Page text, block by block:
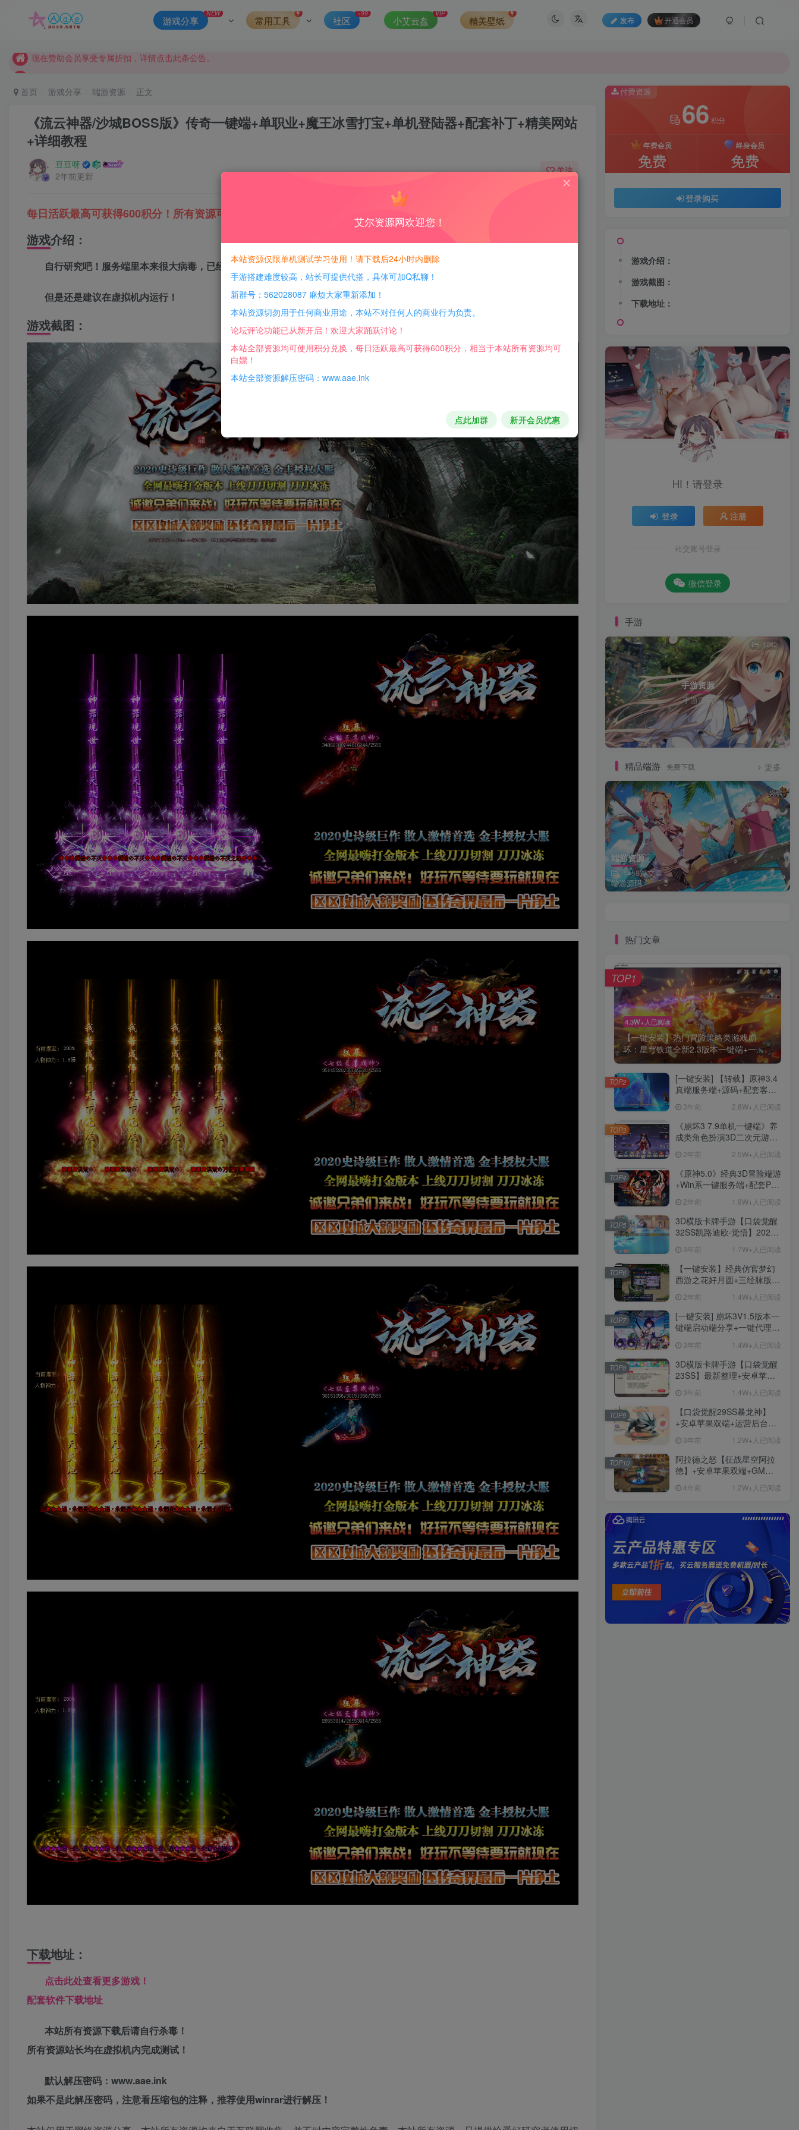
发布 开通会员
游戏分享
NEW
常用工具 社区
+99
小艾云盘
VIP
精美壁纸
本站一律禁止以任何方式发布或转载任何违法的相关信息，访客发现请向站长举报
请勿相信任何评论区广告！以免上当受骗！
首页 游戏分享 端游资源 正文
《流云神器/沙城BOSS版》传奇一键端+单职业+魔王冰雪打宝+单机登陆器+配套补丁+精美网站
+详细教程
豆豆呀
2年前更新
关注
每日活跃最高可获得600积分！所有资源可以使用积分免费兑换！
游戏介绍：
自行研究吧！服务端里本来很大病毒，已经全部火绒杀过了！
但是还是建议在虚拟机内运行！
游戏截图：
下载地址：
点击此处查看更多游戏！
配套软件下载地址
本站所有资源下载后请自行杀毒！
所有资源站长均在虚拟机内完成测试！
默认解压密码：www.aae.ink
如果不是此解压密码，注意看压缩包的注释，推荐使用winrar进行解压！
付费资源
66 积分
年费会员
免费
终身会员
免费
登录购买
游戏介绍：
游戏截图：
下载地址：
HI！请登录
登录 注册
社交账号登录
微信登录
手游
手游资源
手游源码
1282
精品端游 免费下载 更多
端游资源
1458篇文章
端游源码
热门文章
4.3W+人已阅读
【一键安装】热门冒险策略类游戏崩
坏：星穹铁道全新2.3版本一键端+一...
TOP1
[一键安装] 【转载】原神3.4
真端服务端+源码+配套客户
说明文件
3年前 2.8W+人已阅读
TOP2
《崩坏3 7.9单机一键端》养
成类角色扮演3D二次元游
用、无限资源、附带保姆级
安装教程
2年前 2.5W+人已阅读
TOP3
《原神5.0》经典3D冒险端游
+Win系一键服务端+配套PC
池文件
2年前 1.9W+人已阅读
TOP4
3D横版卡牌手游【口袋觉醒
32SS凯路迪欧·觉悟】2023
+支付对接+安卓苹果双端+运
营后台+GM授权后台+代理
后台
3年前 1.7W+人已阅读
TOP5
【一键安装】经典仿官梦幻
西游之花好月圆+三经脉版本
卡+剧情活动+视频搭建及其
他修改资料
2年前 1.4W+人已阅读
TOP6
[一键安装] 崩坏3V1.5版本一
键端启动端分享+一键代理
ID+详细指令+极简一键修改
3年前 1.4W+人已阅读
TOP7
3D横版卡牌手游【口袋觉醒
23SS】最新整理+安卓苹果
细搭建教程
3年前 1.4W+人已阅读
TOP8
【口袋觉醒29SS暴龙神】
+安卓苹果双端+运营后台
端 3年前 1.2W+人已阅读
TOP9
阿拉德之怒【征战星空阿拉
德】+安卓苹果双端+GM授
+详细教程
4年前 1.2W+人已阅读
TOP10
艾尔资源网欢迎您！
本站资源仅限单机测试学习使用！请下载后24小时内删除
手游搭建难度较高，站长可提供代搭，具体可加Q私聊！
新群号：562028087 麻烦大家重新添加！
本站资源切勿用于任何商业用途，本站不对任何人的商业行为负责。
论坛评论功能已从新开启！欢迎大家踊跃讨论！
本站全部资源均可使用积分兑换，每日活跃最高可获得600积分，相当于本站所有资源均可
白嫖！
本站全部资源解压密码：www.aae.ink
点此加群 新开会员优惠